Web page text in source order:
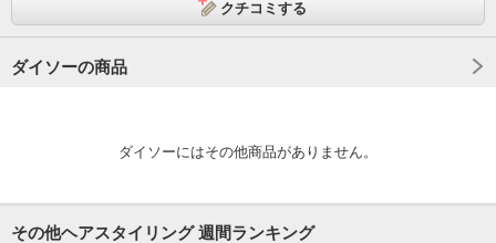
クチコミする
ダイソーの商品
ダイソーにはその他商品がありません。
その他ヘアスタイリング 週間ランキング